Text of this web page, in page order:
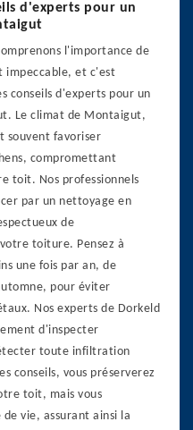
d'experts pour un
l'importance de
impeccable, et c'est
conseils d'experts pour un
Le climat de Montaigut,
souvent favoriser
compromettant
toit. Nos professionnels
par un nettoyage en
de
toiture. Pensez à
une fois par an, de
pour éviter
Nos experts de Dorkeld
d'inspecter
toute infiltration
conseils, vous préserverez
toit, mais vous
vie, assurant ainsi la